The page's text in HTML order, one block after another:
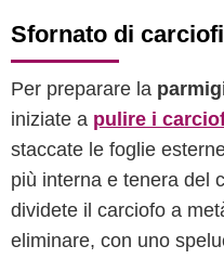
Sfornato di
Per preparare la
iniziate a pulire i
staccate le foglie
più interna e tenera del
dividete il carciofo a
eliminare, con uno